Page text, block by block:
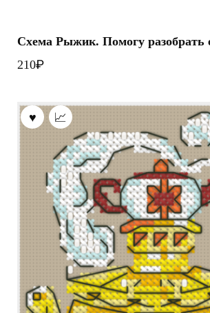
Схема Рыжик. Помогу разобрать
210₽